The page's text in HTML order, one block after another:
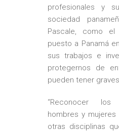
profesionales y
sociedad
Pascale, como el
puesto a Panamá
sus trabajos e
protegernos de
pueden tener
“Reconocer
hombres y
otras disciplinas